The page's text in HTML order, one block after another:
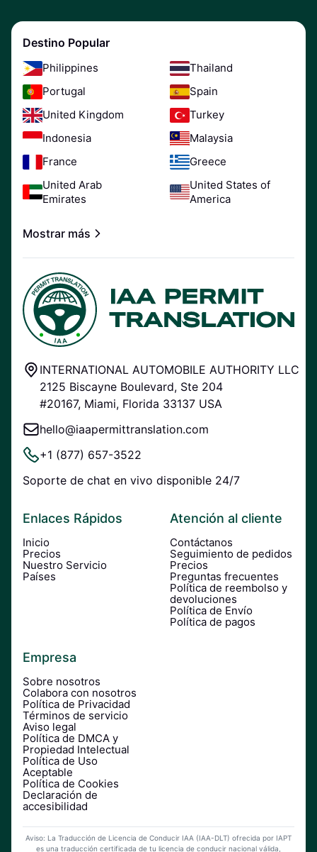
Destino Popular
Philippines
Thailand
Portugal
Spain
United Kingdom
Turkey
Indonesia
Malaysia
France
Greece
United Arab
Emirates
United States of
America
Mostrar más
INTERNATIONAL AUTOMOBILE AUTHORITY LLC
2125 Biscayne Boulevard, Ste 204
#20167, Miami, Florida 33137 USA
hello@iaapermittranslation.com
+1 (877) 657-3522
Soporte de chat en vivo disponible 24/7
Enlaces Rápidos
Inicio
Precios
Nuestro Servicio
Países
Atención al cliente
Contáctanos
Seguimiento de pedidos
Precios
Preguntas frecuentes
Política de reembolso y
devoluciones
Política de Envío
Política de pagos
Empresa
Sobre nosotros
Colabora con nosotros
Política de Privacidad
Términos de servicio
Aviso legal
Política de DMCA y
Propiedad Intelectual
Política de Uso
Aceptable
Política de Cookies
Declaración de
accesibilidad
Aviso: La Traducción de Licencia de Conducir IAA (IAA-DLT) ofrecida por IAPT
es una traducción certificada de tu licencia de conducir nacional válida,